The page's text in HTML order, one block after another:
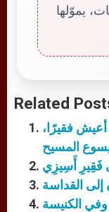
يموّلها
Related
أعيش فقيرًا،
المسيح
فَقِيرِ أَسِيزِي
القداسة
الكنيسة